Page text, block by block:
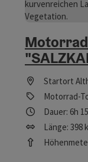
Startort
Motorrad-
Dauer: 6h
Länge: 398